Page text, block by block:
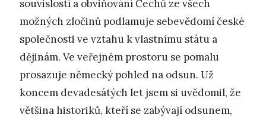
souvislostí a obviňování Čechů ze všech
možných zločinů podlamuje sebevědomí české
společnosti ve vztahu k vlastnímu státu a
dějinám. Ve veřejném prostoru se pomalu
prosazuje německý pohled na odsun. Už
koncem devadesátých let jsem si uvědomil, že
většina historiků, kteří se zabývají odsunem,